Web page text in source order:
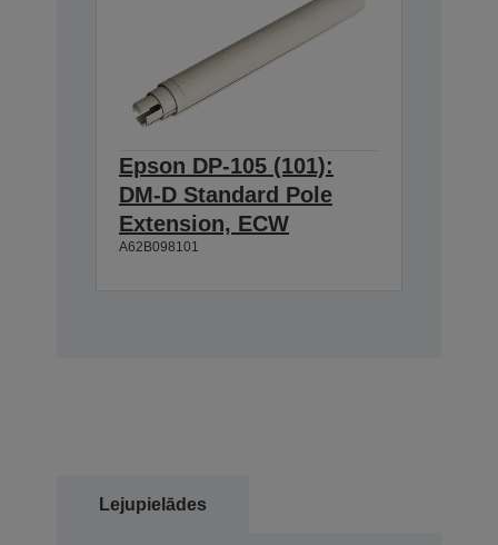
Epson DP-105 (101):
DM-D Standard Pole
Extension, ECW
A62B098101
Lejupielādes